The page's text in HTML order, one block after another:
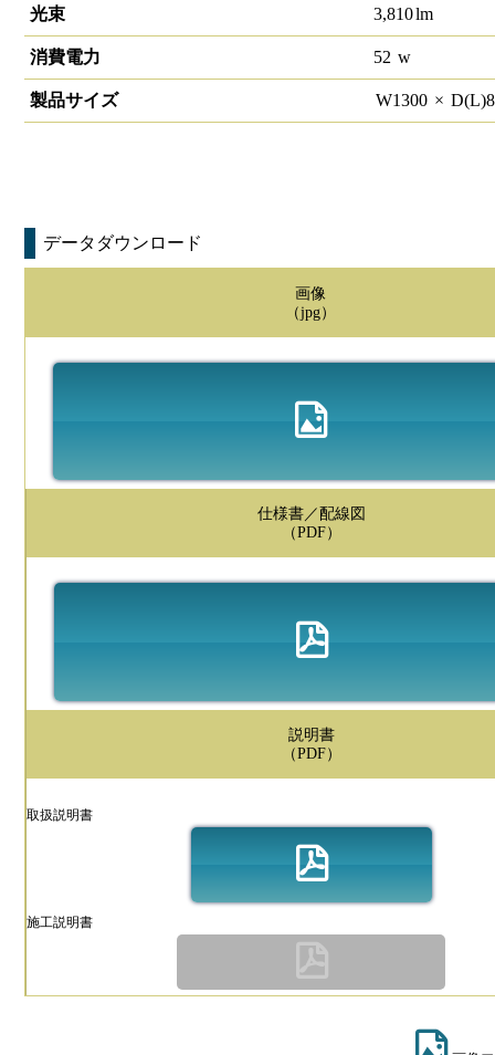
光束 3,810lm
消費電力 52 w
製品サイズ W1300 × D(L)
データダウンロード
画像
（jpg）
仕様書／配線図
（PDF）
説明書
（PDF）
取扱説明書
施工説明書